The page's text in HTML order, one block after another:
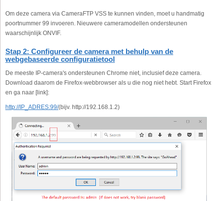
Om deze camera via CameraFTP VSS te kunnen vinden, moet u handmatig
poortnummer 99 invoeren. Nieuwere cameramodellen ondersteunen
waarschijnlijk ONVIF.
Stap 2: Configureer de camera met behulp van de
webgebaseerde configuratietool
De meeste IP-camera's ondersteunen Chrome niet, inclusief deze camera.
Download daarom de Firefox-webbrowser als u die nog niet hebt. Start Firefox
en ga naar [link]:
http://IP_ADRES:99/(bijv. http://192.168.1.2)